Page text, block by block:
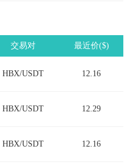
交易对 最近价($)
HBX/USDT 12.16
HBX/USDT 12.29
HBX/USDT 12.16